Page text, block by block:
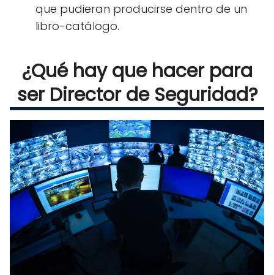
que pudieran producirse dentro de un
libro-catálogo.
¿Qué hay que hacer para
ser Director de Seguridad?